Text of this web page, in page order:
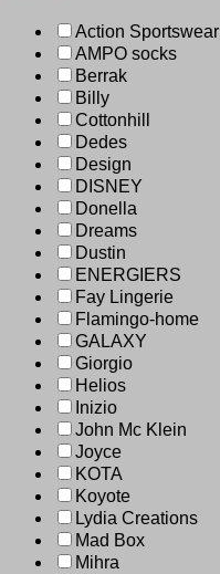
Action Sportswear
AMPO socks
Berrak
Billy
Cottonhill
Dedes
Design
DISNEY
Donella
Dreams
Dustin
ENERGIERS
Fay Lingerie
Flamingo-home
GALAXY
Giorgio
Helios
Inizio
John Mc Klein
Joyce
KOTA
Koyote
Lydia Creations
Mad Box
Mihra